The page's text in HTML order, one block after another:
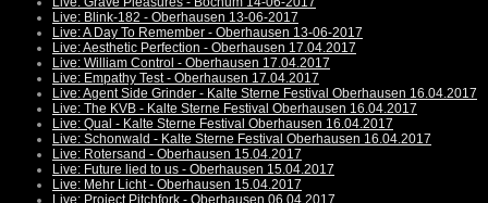
Live: Blink-182 - Oberhausen 13-06-2017
Live: A Day To Remember - Oberhausen 13-06-2017
Live: Aesthetic Perfection - Oberhausen 17.04.2017
Live: William Control - Oberhausen 17.04.2017
Live: Empathy Test - Oberhausen 17.04.2017
Live: Agent Side Grinder - Kalte Sterne Festival Oberhausen 16.04.2017
Live: The KVB - Kalte Sterne Festival Oberhausen 16.04.2017
Live: Qual - Kalte Sterne Festival Oberhausen 16.04.2017
Live: Schonwald - Kalte Sterne Festival Oberhausen 16.04.2017
Live: Rotersand - Oberhausen 15.04.2017
Live: Future lied to us - Oberhausen 15.04.2017
Live: Mehr Licht - Oberhausen 15.04.2017